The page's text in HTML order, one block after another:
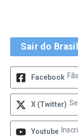
Sair do Brasil
Facebook Fãs
X (Twitter)
Youtube